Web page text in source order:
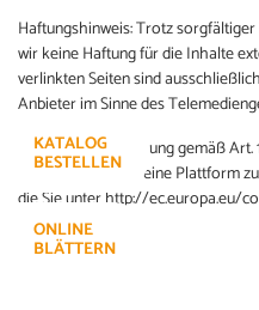
Haftungshinweis: Trotz
wir keine Haftung für die Inhalte
verlinkten Seiten sind
Anbieter im Sinne des
„Online-Streitbeilegung gemäß
Kommission stellt eine Plattform
die Sie unter http://ec.europa.eu/
KATALOG
BESTELLEN
ONLINE
BLÄTTERN